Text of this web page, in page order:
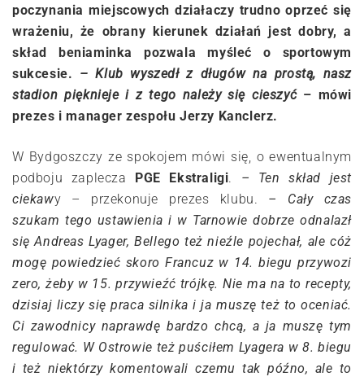
poczynania miejscowych działaczy trudno oprzeć się
wrażeniu, że obrany kierunek działań jest dobry, a
skład beniaminka pozwala myśleć o sportowym
sukcesie. – Klub wyszedł z długów na prostą, nasz
stadion pięknieje i z tego należy się cieszyć– mówi
prezes i manager zespołu Jerzy Kanclerz.
W Bydgoszczy ze spokojem mówi się, o ewentualnym
podboju zaplecza
PGE Ekstraligi. – Ten skład jest
ciekawy – przekonuje prezes klubu. – Cały czas
szukam tego ustawienia i w Tarnowie dobrze odnalazł
się Andreas Lyager, Bellego też nieźle pojechał, ale cóż
mogę powiedzieć skoro Francuz w 14. biegu przywozi
zero, żeby w 15. przywieźć trójkę. Nie ma na to recepty,
dzisiaj liczy się praca silnika i ja muszę też to oceniać.
Ci zawodnicy naprawdę bardzo chcą, a ja muszę tym
regulować. W Ostrowie też puściłem Lyagera w 8. biegu
i też niektórzy komentowali czemu tak późno, ale to